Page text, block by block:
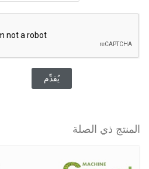
يُقدِّم
المنتج ذي الصلة